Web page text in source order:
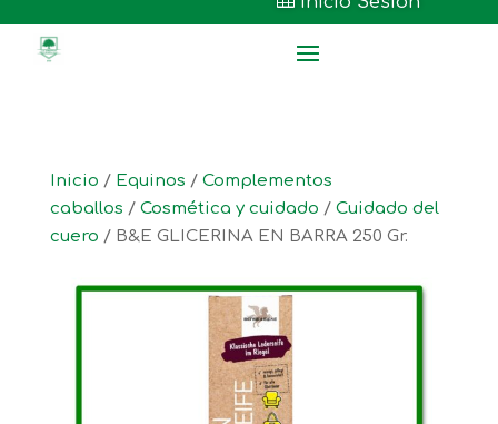
Inicio / Equinos / Complementos
caballos / Cosmética y cuidado / Cuidado del
cuero / B&E GLICERINA EN BARRA 250 Gr.